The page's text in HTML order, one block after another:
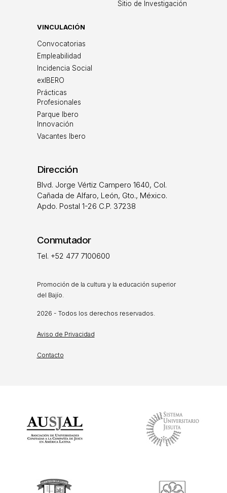
Sitio de Investigación
VINCULACIÓN
Convocatorias
Empleabilidad
Incidencia Social
exIBERO
Prácticas
Profesionales
Parque Ibero
Innovación
Vacantes Ibero
Dirección
Blvd. Jorge Vértiz Campero 1640, Col.
Cañada de Alfaro, León, Gto., México.
Apdo. Postal 1-26 C.P. 37238
Conmutador
Tel. +52 477 7100600
Promoción de la cultura y la educación superior
del Bajío.
2026 - Todos los derechos reservados.
Aviso de Privacidad
Contacto